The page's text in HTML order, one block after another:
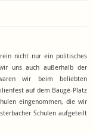
nicht nur ein politisches
uns auch außerhalb der
wir beim beliebten
auf dem Baugé-Platz
eingenommen, die wir
Schulen aufgeteilt